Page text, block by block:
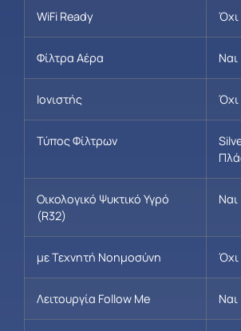
WiFi Ready Όχι
Φίλτρα Αέρα Ναι
Ιονιστής Όχι
Τύπος Φίλτρων
Οικολογικό Ψυκτικό Υγρό
(R32)
Ναι
με Τεχνητή Νοημοσύνη Όχι
Λειτουργία Follow Me Ναι